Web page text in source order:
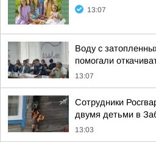
13:07
Воду с
помогали
13:07
Сотрудники
двумя детьми в
13:03